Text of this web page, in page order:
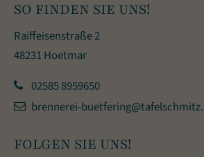
SO FINDEN SIE UNS!
Raiffeisenstraße 2
48231 Hoetmar
02585 8959650
brennerei-
FOLGEN SIE UNS!